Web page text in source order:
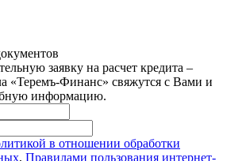
заявку на расчет кредита –
«Теремъ-Финанс» свяжутся с Вами и
информацию.
в отношении обработки
, Правилами пользования интернет-